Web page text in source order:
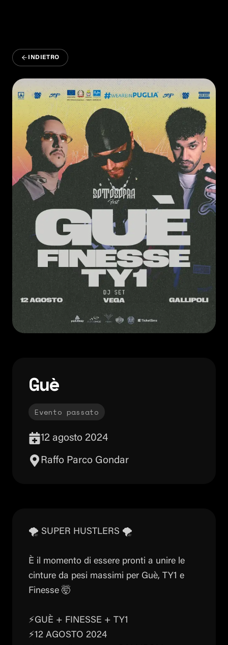
INDIETRO
Guè
Evento passato
12 agosto 2024
Raffo Parco Gondar
🌪️ SUPER HUSTLERS 🌪️
È il momento di essere pronti a unire le
cinture da pesi massimi per Guè, TY1 e
Finesse 🤯
⚡️GUÈ + FINESSE + TY1
⚡️12 AGOSTO 2024